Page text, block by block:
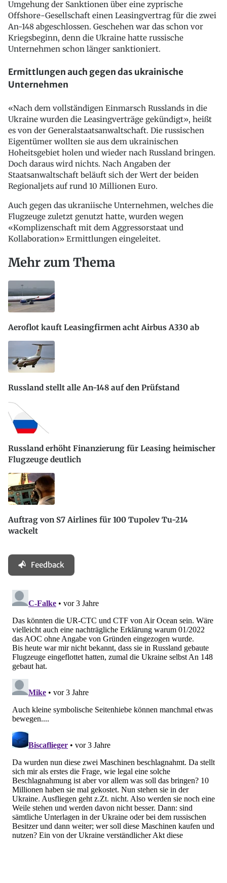
Umgehung der Sanktionen über eine zyprische
Offshore-Gesellschaft einen Leasingvertrag für die zwei
An-148 abgeschlossen. Geschehen war das schon vor
Kriegsbeginn, denn die Ukraine hatte russische
Unternehmen schon länger sanktioniert.
Ermittlungen auch gegen das ukrainische
Unternehmen
«Nach dem vollständigen Einmarsch Russlands in die
Ukraine wurden die Leasingverträge gekündigt», heißt
es von der Generalstaatsanwaltschaft. Die russischen
Eigentümer wollten sie aus dem ukrainischen
Hoheitsgebiet holen und wieder nach Russland bringen.
Doch daraus wird nichts. Nach Angaben der
Staatsanwaltschaft beläuft sich der Wert der beiden
Regionaljets auf rund 10 Millionen Euro.
Auch gegen das ukraniische Unternehmen, welches die
Flugzeuge zuletzt genutzt hatte, wurden wegen
«Komplizenschaft mit dem Aggressorstaat und
Kollaboration» Ermittlungen eingeleitet.
Mehr zum Thema
Aeroflot kauft Leasingfirmen acht Airbus A330 ab
Russland stellt alle An-148 auf den Prüfstand
Russland erhöht Finanzierung für Leasing heimischer
Flugzeuge deutlich
Auftrag von S7 Airlines für 100 Tupolev Tu-214
wackelt
Feedback